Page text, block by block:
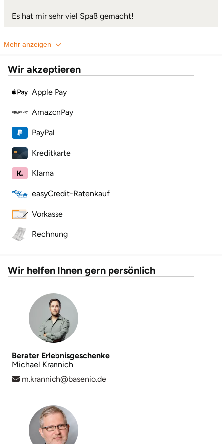
Es hat mir sehr viel Spaß gemacht!
Mehr anzeigen
Wir akzeptieren
Apple Pay
AmazonPay
PayPal
Kreditkarte
Klarna
easyCredit-Ratenkauf
Vorkasse
Rechnung
Wir helfen Ihnen gern persönlich
Berater Erlebnisgeschenke
Michael Krannich
m.krannich@basenio.de
Mönchengladbach
Münster
Nagold
Neckarsulm
Neumünster
Nordwestmecklenburg
Nürnberg
Oberhavel
Odenwald
Oder-Spree
Osnabrück